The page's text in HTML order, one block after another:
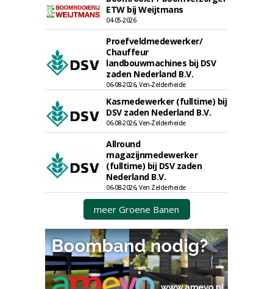
ETW bij Weijtmans
04-05-2026
Proefveldmedewerker/
Chauffeur
landbouwmachines bij DSV
zaden Nederland B.V.
06-08-2026, Ven-Zelderheide
Kasmedewerker (fulltime) bij
DSV zaden Nederland B.V.
06-08-2026, Ven-Zelderheide
Allround
magazijnmedewerker
(fulltime) bij DSV zaden
Nederland B.V.
06-08-2026, Ven Zelderheide
meer Groene Banen